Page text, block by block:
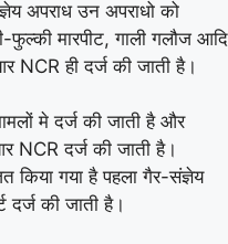
अपराध उन अपराधो को
मारपीट, गाली गलौज आदि
NCR ही दर्ज की जाती है।
मे दर्ज की जाती है और
NCR दर्ज की जाती है।
किया गया है पहला गैर-संज्ञेय
दर्ज की जाती है।